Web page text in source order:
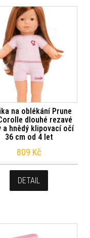
na oblékání Prune
dlouhé rezavé
a hnědý klipovací očí
36 cm od 4 let
809 Kč
DETAIL